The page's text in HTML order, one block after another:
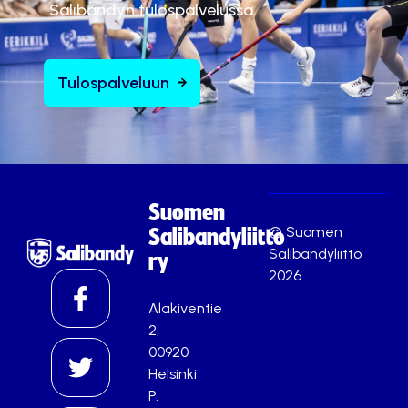
Salibandyn tulospalvelussa.
Tulospalveluun
Suomen
Salibandyliitto
ry
Alakiventie
2,
00920
Helsinki
P.
© Suomen
Salibandyliitto
2026